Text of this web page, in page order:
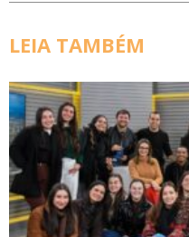
LEIA TAMBÉM